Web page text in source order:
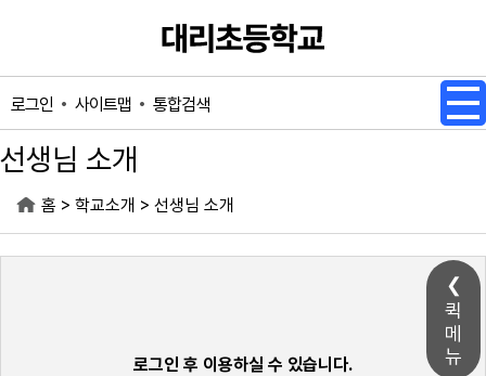
퀵
메
뉴
로그인 사이트맵 통합검색
선생님 소개
홈 > 학교소개 > 선생님 소개
로그인 후 이용하실 수 있습니다.